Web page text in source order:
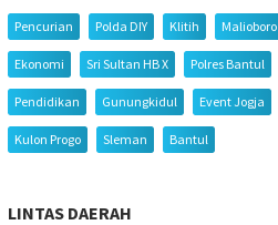
Pencurian Polda DIY Klitih Malioboro
Ekonomi Sri Sultan HB X Polres Bantul
Pendidikan Gunungkidul Event Jogja
Kulon Progo Sleman Bantul
LINTAS DAERAH